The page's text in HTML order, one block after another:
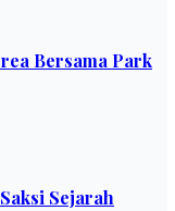
Bersama Park
Sejarah